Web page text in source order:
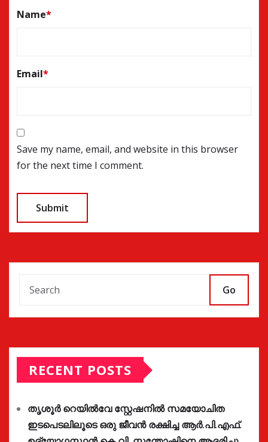
Name*
Email*
Save my name, email, and website in this browser
for the next time I comment.
Go
RECENT POSTS
തൃശൂർ റെയിൽവേ സ്റ്റേഷനിൽ സമയോചിത
ഇടപെടലിലൂടെ ഒരു ജീവൻ രക്ഷിച്ച ആർ.പി.എഫ്.